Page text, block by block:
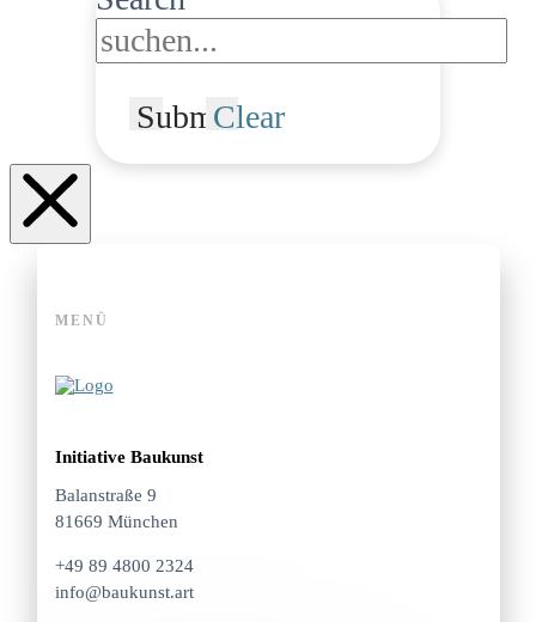
SubmitClear
MENÜ
Initiative Baukunst
Balanstraße 9
81669 München
+49 89 4800 2324
info@baukunst.art